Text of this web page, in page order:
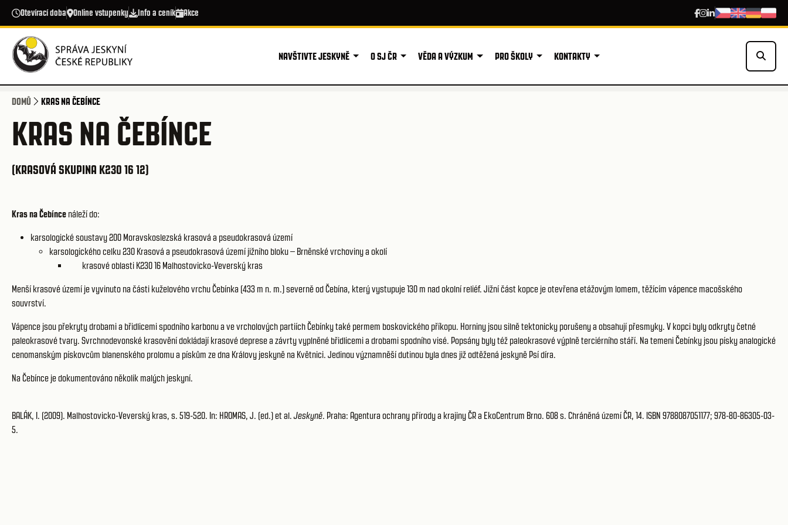
Přejít k hlavnímu obsahu
Otevírací doba Online vstupenky Info a ceník Akce
NAVŠTIVTE JESKYNĚ O SJ ČR VĚDA A VÝZKUM PRO ŠKOLY KONTAKTY
DOMŮ KRAS NA ČEBÍNCE
KRAS NA ČEBÍNCE
(KRASOVÁ SKUPINA K230 16 12)
Kras na Čebínce náleží do:
karsologické soustavy 200 Moravskoslezská krasová a pseudokrasová území
karsologického celku 230 Krasová a pseudokrasová území jižního bloku – Brněnské vrchoviny a okolí
krasové oblasti K230 16 Malhostovicko-Veverský kras
Menší krasové území je vyvinuto na části kuželového vrchu Čebínka (433 m n. m.) severně od Čebína, který vystupuje 130 m nad okolní reliéf. Jižní část kopce je otevřena etážovým lomem, těžícím vápence macošského
souvrství.
Vápence jsou překryty drobami a břidlicemi spodního karbonu a ve vrcholových partiích Čebínky také permem boskovického příkopu. Horniny jsou silně tektonicky porušeny a obsahují přesmyky. V kopci byly odkryty četné
paleokrasové tvary. Svrchnodevonské krasovění dokládají krasové deprese a závrty vyplněné břidlicemi a drobami spodního visé. Popsány byly též paleokrasové výplně terciérního stáří. Na temeni Čebínky jsou písky analogické
cenomanským pískovcům blanenského prolomu a pískům ze dna Královy jeskyně na Květnici. Jedinou významněší dutinou byla dnes již odtěžená jeskyně Psí díra.
Na Čebínce je dokumentováno několik malých jeskyní.
BALÁK, I. (2009). Malhostovicko-Veverský kras, s. 519-520. In: HROMAS, J. (ed.) et al.Jeskyně. Praha: Agentura ochrany přírody a krajiny ČR a EkoCentrum Brno. 608 s. Chráněná území ČR, 14. ISBN 9788087051177; 978-80-86305-03-
5.